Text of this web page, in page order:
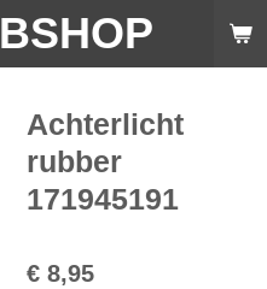
BSHOP
Achterlicht
rubber
171945191
€ 8,95